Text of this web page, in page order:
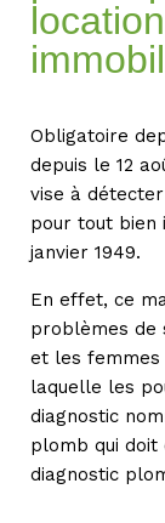
Obligatoire
depuis le 12
vise à
pour tout bien
janvier 1949.
En effet, ce
problèmes de
et les femmes
laquelle les
diagnostic
plomb qui
diagnostic